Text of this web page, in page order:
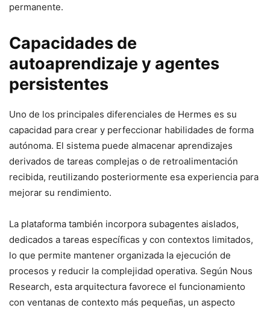
permanente.
Capacidades de
autoaprendizaje y agentes
persistentes
Uno de los principales diferenciales de Hermes es su
capacidad para crear y perfeccionar habilidades de forma
autónoma. El sistema puede almacenar aprendizajes
derivados de tareas complejas o de retroalimentación
recibida, reutilizando posteriormente esa experiencia para
mejorar su rendimiento.
La plataforma también incorpora subagentes aislados,
dedicados a tareas específicas y con contextos limitados,
lo que permite mantener organizada la ejecución de
procesos y reducir la complejidad operativa. Según Nous
Research, esta arquitectura favorece el funcionamiento
con ventanas de contexto más pequeñas, un aspecto